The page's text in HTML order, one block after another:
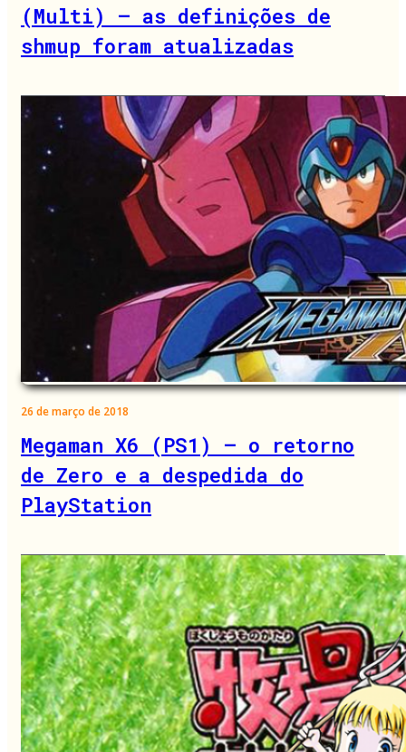
(Multi) – as definições de
shmup foram atualizadas
26 de março de 2018
Megaman X6 (PS1) – o retorno
de Zero e a despedida do
PlayStation